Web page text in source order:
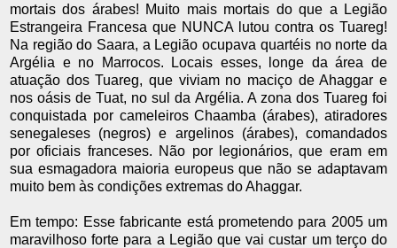
mortais dos árabes! Muito mais mortais do que a Legião
Estrangeira Francesa que NUNCA lutou contra os Tuareg!
Na região do Saara, a Legião ocupava quartéis no norte da
Argélia e no Marrocos. Locais esses, longe da área de
atuação dos Tuareg, que viviam no maciço de Ahaggar e
nos oásis de Tuat, no sul da Argélia. A zona dos Tuareg foi
conquistada por cameleiros Chaamba (árabes), atiradores
senegaleses (negros) e argelinos (árabes), comandados
por oficiais franceses. Não por legionários, que eram em
sua esmagadora maioria europeus que não se adaptavam
muito bem às condições extremas do Ahaggar.
Em tempo: Esse fabricante está prometendo para 2005 um
maravilhoso forte para a Legião que vai custar um terço do